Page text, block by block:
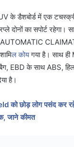
के डैशबोर्ड में एक
दोनों का सपोर्ट रहेगा।
AUTOMATIC
ल कोयगया है। साथ
EBD के साथ ABS,
है।
को छोड़ लोग पसंद कर
जाने कीमत